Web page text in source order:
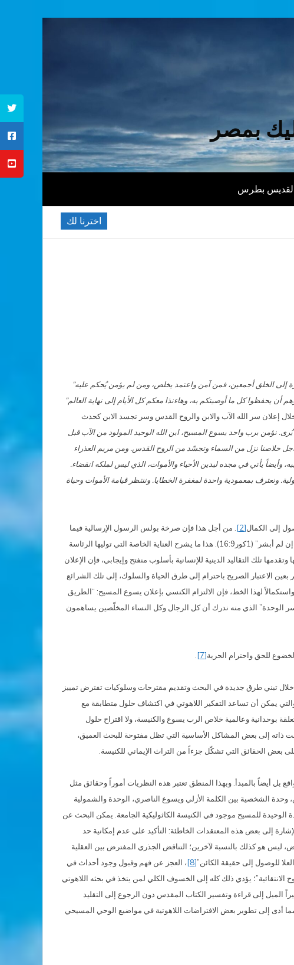
بمصر
القديس بطرس
اخترنا لك
إلى الخلق أجمعين، فمن آمن واعتمد يخلص، ومن لم يؤمن يُحكم عليه”
أن يحفظوا كل ما أوصيتكم به، وهاءنذا معكم كل الأيام إلى نهاية العالم”
عبر القرون من خلال إعلان سر الله الآب والابن والروح القدس وسر تجسد الابن كحدث
نؤمن برب واحد يسوع المسيح، ابن الله الوحيد المولود من الآب قبل
خلاصنا نزل من السماء وتجسّد من الروح القدس. ومن مريم العذراء
يأتي في مجده ليدين الأحياء والأموات، الذي ليس لملكه انقضاء.
ونعترف بمعمودية واحدة لمغفرة الخطايا. وننتظر قيامة الأموات وحياة
[2]
. من أجل هذا فإن صرخة بولس الرسول الإرسالية فيما
يخص الالتزام الإرسالي لكل معمد: هي أكثر معاصرة من أي وقت مضى “فإذا بشرت، فليس في ذلك لي مفخرة، لأنها فريضة لابد منها، والويل لي إن لم أبشر” (1كور16:9). هذا ما يشرح العناية الخاصة التي توليها الرئاسة
وتقدمها تلك التقاليد الدينية للإنسانية بأسلوب منفتح وإيجابي، فإن الإعلان
الاعتبار الصريح باحترام إلى طرق الحياة والسلوك، إلى تلك الشرائع
. واستكمالاً لهذا الخط، فإن الالتزام الكنسي بإعلان يسوع المسيح: “الطريق
لأجل “سر الوحدة” الذي منه ندرك أن كل الرجال وكل النساء المخلّصين يساهمون
للحق واحترام الحرية[7]
من خلال تبني طرق جديدة في البحث وتقديم مقترحات وسلوكيات تفترض تمييز
والتي يمكن أن تساعد التفكير اللاهوتي في اكتشاف حلول متطابقة مع
بوحدانية وعالمية خلاص الرب يسوع والكنيسة، ولا اقتراح حلول
ذاته إلى بعض المشاكل الأساسية التي تظل مفتوحة للبحث العميق،
بعض الحقائق التي تشكّل جزءاً من التراث الإيماني للكنيسة.
بل أيضاً بالمبدأ. وبهذا المنطق تعتبر هذه النظريات أموراً وحقائق مثل
الشخصية بين الكلمة الأزلي ويسوع الناصري، الوحدة والشمولية
للمسيح موجود في الكنيسة الكاثوليكية الجامعة. يمكن البحث عن
إلى بعض هذه المعتقدات الخاطئة: التأكيد على عدم إمكانية حد
ليس هو كذلك بالنسبة لآخرين؛ التناقض الجذري المفترض بين العقلية
للوصول إلى حقيقة الكائن”[8]
، العجز عن فهم وقبول وجود أحداث في
الانتقائية”؛ يؤدي ذلك كله إلى الخسوف الكلي لمن يتخذ في بحثه اللاهوتي
الميل إلى قراءة وتفسير الكتاب المقدس دون الرجوع إلى التقليد
أدى إلى تطوير بعض الافتراضات اللاهوتية في مواضيع الوحي المسيحي